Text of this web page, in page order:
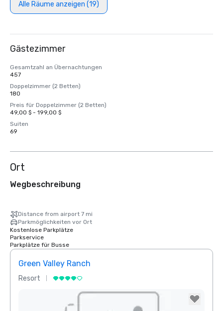
Alle Räume anzeigen (19)
Gästezimmer
Gesamtzahl an Übernachtungen
457
Doppelzimmer (2 Betten)
180
Preis für Doppelzimmer (2 Betten)
49,00 $ - 199,00 $
Suiten
69
Ort
Wegbeschreibung
Distance from airport 7 mi
Parkmöglichkeiten vor Ort
Kostenlose Parkplätze
Parkservice
Parkplätze für Busse
Green Valley Ranch
Resort